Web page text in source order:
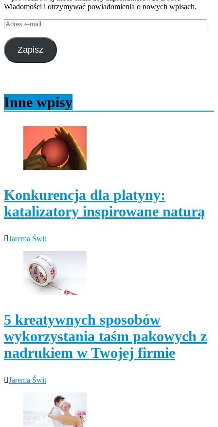
Wiadomości i otrzymywać powiadomienia o nowych wpisach.
Adres
e-
mail
Zapisz
Inne wpisy
Konkurencja dla platyny:
katalizatory inspirowane naturą
Jarema Świt
5 kreatywnych sposobów
wykorzystania taśm pakowych z
nadrukiem w Twojej firmie
Jarema Świt